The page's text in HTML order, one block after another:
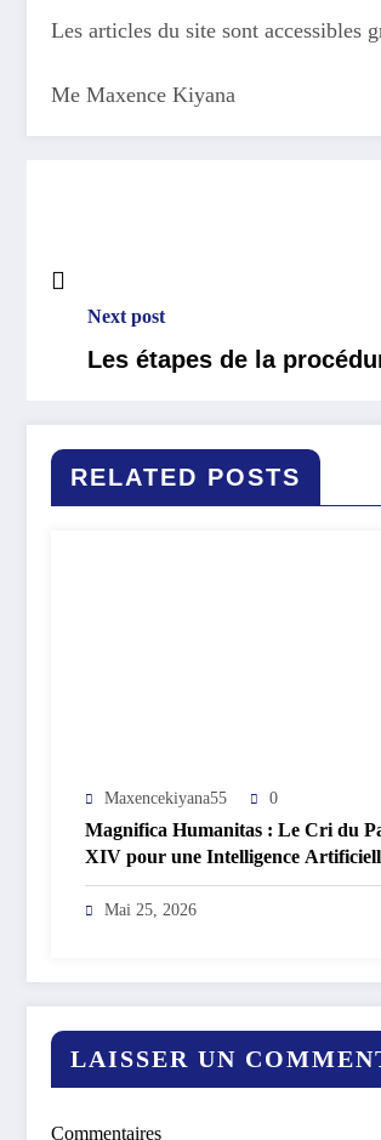
Les articles du site sont accessibles
Me Maxence Kiyana
Next post
Les étapes de la
RELATED POSTS
Maxencekiyana55 0
Magnifica Humanitas : Le Cri du
XIV pour une Intelligence
Service de l’Homme
Mai 25, 2026
LAISSER UN
Commentaires